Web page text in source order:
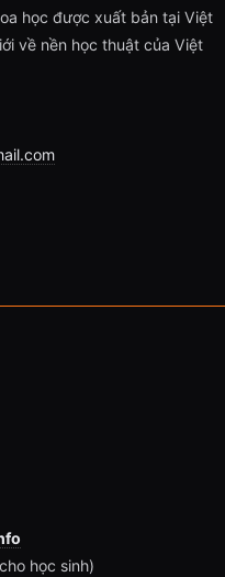
học được xuất bản tại Việt
về nền học thuật của Việt
học sinh)